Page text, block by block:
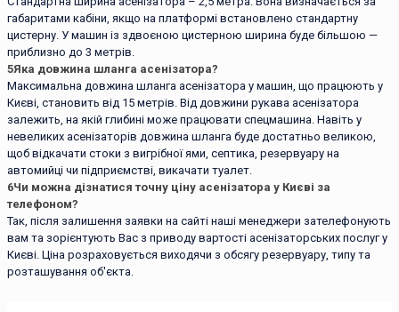
габаритами кабіни, якщо на платформі встановлено стандартну
цистерну. У машин із здвоєною цистерною ширина буде більшою —
приблизно до 3 метрів.
5Яка довжина шланга асенізатора?
Максимальна довжина шланга асенізатора у машин, що працюють у
Києві, становить від 15 метрів. Від довжини рукава асенізатора
залежить, на якій глибині може працювати спецмашина. Навіть у
невеликих асенізаторів довжина шланга буде достатньо великою,
щоб відкачати стоки з вигрібної ями, септика, резервуару на
автомийці чи підприємстві, викачати туалет.
6Чи можна дізнатися точну ціну асенізатора у Києві за
телефоном?
Так, після залишення заявки на сайті наші менеджери зателефонують
вам та зорієнтують Вас з приводу вартості асенізаторських послуг у
Києві. Ціна розраховується виходячи з обсягу резервуару, типу та
розташування об'єкта.